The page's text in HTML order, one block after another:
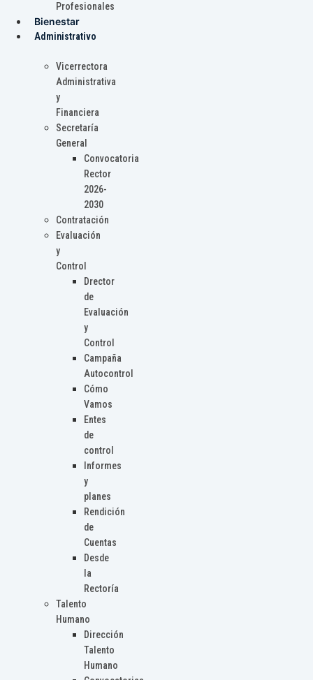
Profesionales
Bienestar
Administrativo
Vicerrectora
Administrativa
y
Financiera
Secretaría
General
Convocatoria
Rector
2026-
2030
Contratación
Evaluación
y
Control
Drector
de
Evaluación
y
Control
Campaña
Autocontrol
Cómo
Vamos
Entes
de
control
Informes
y
planes
Rendición
de
Cuentas
Desde
la
Rectoría
Talento
Humano
Dirección
Talento
Humano